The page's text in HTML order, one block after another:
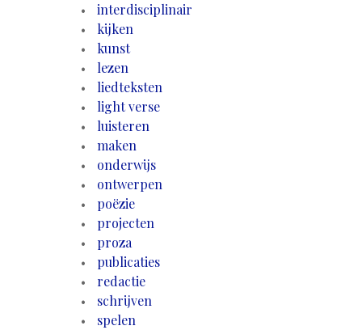
interdisciplinair
kijken
kunst
lezen
liedteksten
light verse
luisteren
maken
onderwijs
ontwerpen
poëzie
projecten
proza
publicaties
redactie
schrijven
spelen